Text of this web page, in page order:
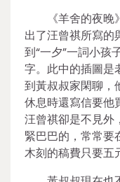
《羊舍的夜
出了汪曾祺所寫的
到“一夕”一詞小孩
字。此中的插圖是
到黃叔叔家閑聊，
休息時還寫信要他
汪曾祺卻是不見外
緊巴巴的，常常要
木刻的稿費只要五